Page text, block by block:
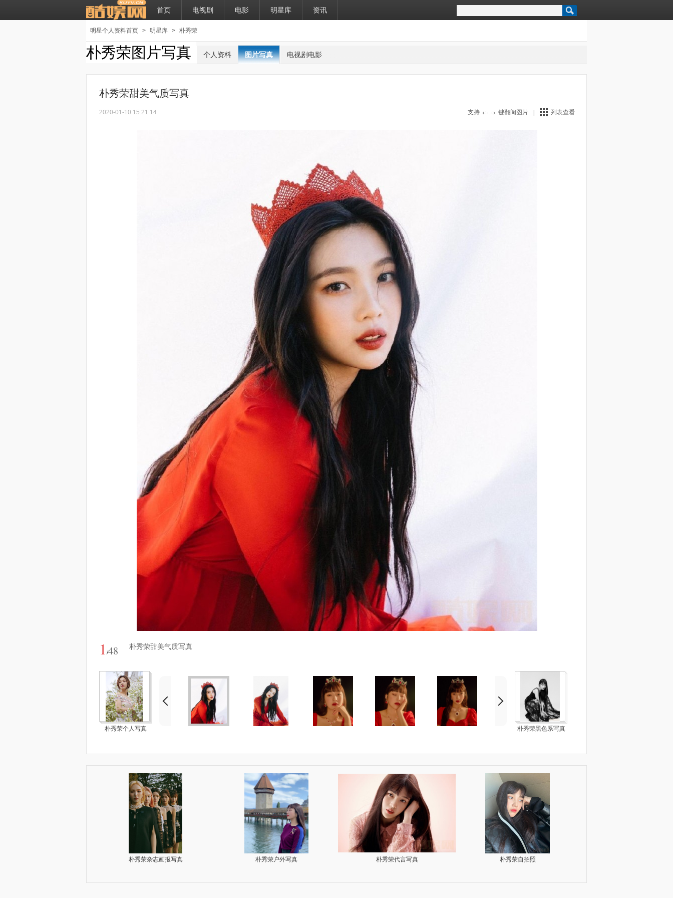
首页 电视剧 电影 明星库 资讯
明星个人资料首页 > 明星库 > 朴秀荣
朴秀荣图片写真 个人资料 图片写真 电视剧电影
朴秀荣甜美气质写真
2020-01-10 15:21:14 支持 键翻阅图片 列表查看
1/48 朴秀荣甜美气质写真
朴秀荣个人写真 朴秀荣黑色系写真